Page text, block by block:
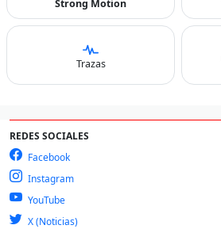
Strong Motion
Trazas
REDES SOCIALES
Facebook
Instagram
YouTube
X (Noticias)